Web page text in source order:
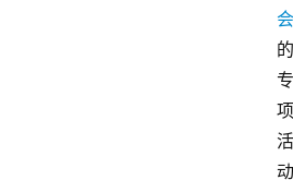
会
的
专
项
活
动